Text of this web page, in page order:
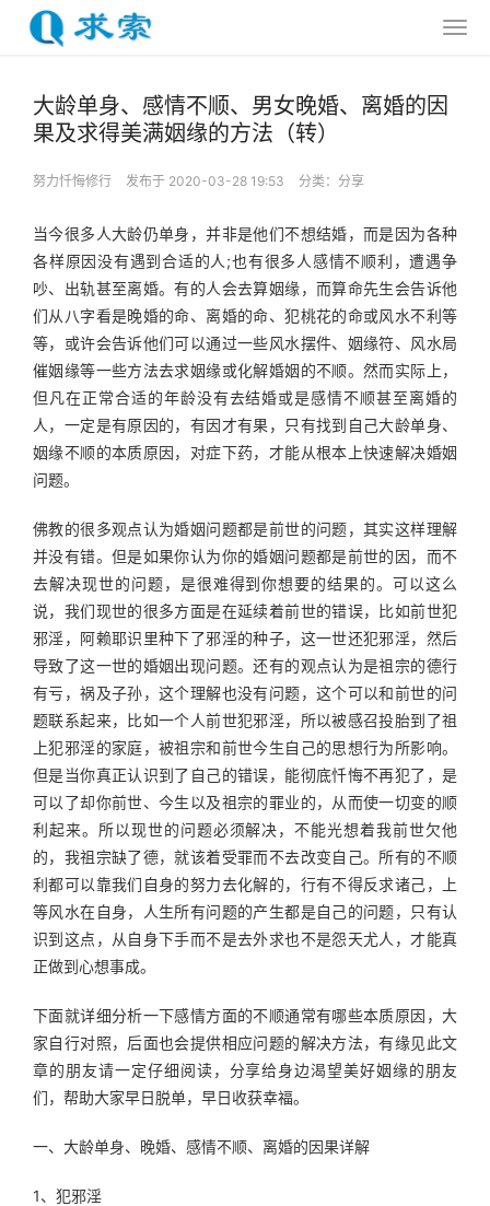
大龄单身、感情不顺、男女晚婚、离婚的因
果及求得美满姻缘的方法（转）
努力忏悔修行 发布于 2020-03-28 19:53 分类： 分享
当今很多人大龄仍单身，并非是他们不想结婚，而是因为各种
各样原因没有遇到合适的人;也有很多人感情不顺利，遭遇争
吵、出轨甚至离婚。有的人会去算姻缘，而算命先生会告诉他
们从八字看是晚婚的命、离婚的命、犯桃花的命或风水不利等
等，或许会告诉他们可以通过一些风水摆件、姻缘符、风水局
催姻缘等一些方法去求姻缘或化解婚姻的不顺。然而实际上，
但凡在正常合适的年龄没有去结婚或是感情不顺甚至离婚的
人，一定是有原因的，有因才有果，只有找到自己大龄单身、
姻缘不顺的本质原因，对症下药，才能从根本上快速解决婚姻
问题。
佛教的很多观点认为婚姻问题都是前世的问题，其实这样理解
并没有错。但是如果你认为你的婚姻问题都是前世的因，而不
去解决现世的问题，是很难得到你想要的结果的。可以这么
说，我们现世的很多方面是在延续着前世的错误，比如前世犯
邪淫，阿赖耶识里种下了邪淫的种子，这一世还犯邪淫，然后
导致了这一世的婚姻出现问题。还有的观点认为是祖宗的德行
有亏，祸及子孙，这个理解也没有问题，这个可以和前世的问
题联系起来，比如一个人前世犯邪淫，所以被感召投胎到了祖
上犯邪淫的家庭，被祖宗和前世今生自己的思想行为所影响。
但是当你真正认识到了自己的错误，能彻底忏悔不再犯了，是
可以了却你前世、今生以及祖宗的罪业的，从而使一切变的顺
利起来。所以现世的问题必须解决，不能光想着我前世欠他
的，我祖宗缺了德，就该着受罪而不去改变自己。所有的不顺
利都可以靠我们自身的努力去化解的，行有不得反求诸己，上
等风水在自身，人生所有问题的产生都是自己的问题，只有认
识到这点，从自身下手而不是去外求也不是怨天尤人，才能真
正做到心想事成。
下面就详细分析一下感情方面的不顺通常有哪些本质原因，大
家自行对照，后面也会提供相应问题的解决方法，有缘见此文
章的朋友请一定仔细阅读，分享给身边渴望美好姻缘的朋友
们，帮助大家早日脱单，早日收获幸福。
一、大龄单身、晚婚、感情不顺、离婚的因果详解
1、犯邪淫